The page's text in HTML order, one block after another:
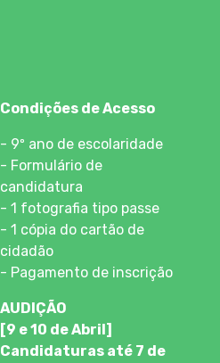
Condições de Acesso
- 9º ano de escolaridade
- Formulário de
candidatura
- 1 fotografia tipo passe
- 1 cópia do cartão de
cidadão
- Pagamento de inscrição
AUDIÇÃO
[9 e 10 de Abril]
Candidaturas até 7 de